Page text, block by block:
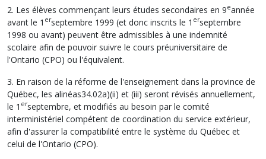
2. Les élèves commençant leurs études secondaires en 9eannée
avant le 1 erseptembre 1999 (et donc inscrits le 1 erseptembre
1998 ou avant) peuvent être admissibles à une indemnité
scolaire afin de pouvoir suivre le cours préuniversitaire de
l'Ontario (CPO) ou l'équivalent.
3. En raison de la réforme de l'enseignement dans la province de
Québec, les alinéas34.02a)(ii) et (iii) seront révisés annuellement,
le 1 erseptembre, et modifiés au besoin par le comité
interministériel compétent de coordination du service extérieur,
afin d'assurer la compatibilité entre le système du Québec et
celui de l'Ontario (CPO).